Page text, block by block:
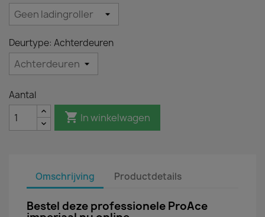
Deurtype: Achterdeuren
Aantal
 In winkelwagen
Omschrijving Productdetails
Bestel deze professionele ProAce